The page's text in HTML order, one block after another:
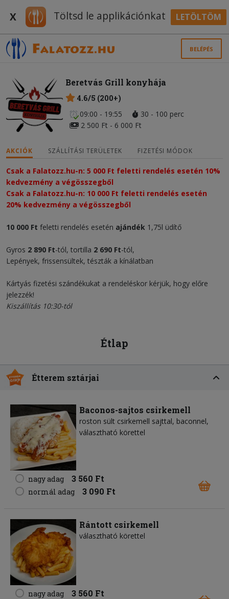
X Töltsd le applikációnkat LETÖLTÖM
BELÉPÉS
Beretvás Grill konyhája
4.6/5 (200+)
09:00 - 19:55
30 - 100 perc
2 500 Ft - 6 000 Ft
AKCIÓK SZÁLLÍTÁSI TERÜLETEK FIZETÉSI MÓDOK
Csak a Falatozz.hu-n: 5 000 Ft feletti rendelés esetén 10%
kedvezmény a végösszegből
Csak a Falatozz.hu-n: 10 000 Ft feletti rendelés esetén
20% kedvezmény a végösszegből
10 000 Ft feletti rendelés esetén ajándék 1,75l üdítő
Gyros 2 890 Ft-tól, tortilla 2 690 Ft-tól,
Lepények, frissensültek, tészták a kínálatban
Kártyás fizetési szándékukat a rendeléskor kérjük, hogy előre
jelezzék!
Kiszállítás 10:30-tól
Étlap
Étterem sztárjai
Baconos-sajtos csirkemell
roston sült csirkemell sajttal, baconnel,
választható körettel
nagy adag 3 560 Ft
normál adag 3 090 Ft
Rántott csirkemell
választható körettel
nagy adag 3 560 Ft